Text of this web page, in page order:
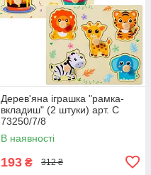
Дерев'яна іграшка "рамка-
вкладиш" (2 штуки) арт. C
73250/7/8
В наявності
193 ₴ 312 ₴